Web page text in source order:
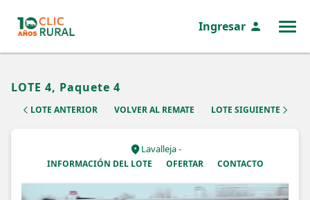
Ingresar
LOTE 4, Paquete 4
LOTE ANTERIOR VOLVER AL REMATE LOTE SIGUIENTE
INFORMACIÓN DEL LOTE OFERTAR CONTACTO
Lavalleja -